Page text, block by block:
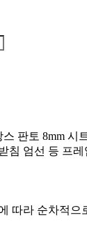
판토 8mm
침 엄선 등 프
따라 순차적